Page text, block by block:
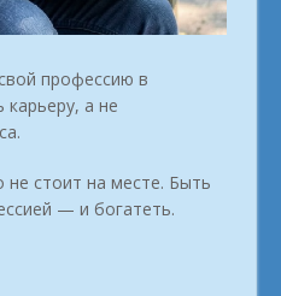
профессию в
карьеру, а не
не стоит на месте. Быть
— и богатеть.